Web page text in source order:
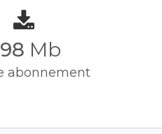
Mb
abonnement